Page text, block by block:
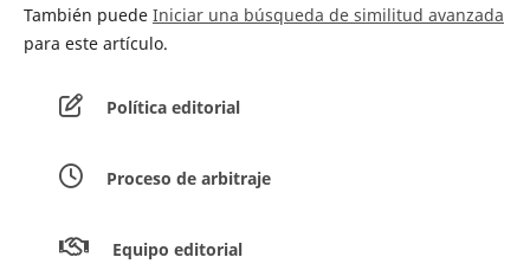
También puede Iniciar una búsqueda de similitud avanzada
para este artículo.
Política editorial
Proceso de arbitraje
Equipo editorial